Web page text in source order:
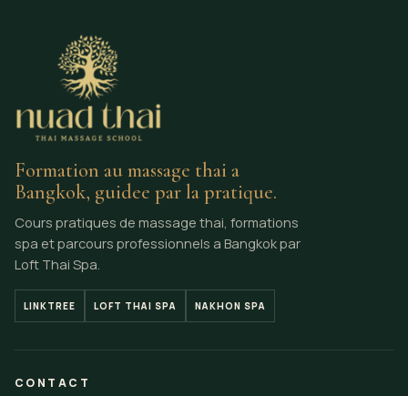
Formation au massage thai a
Bangkok, guidee par la pratique.
Cours pratiques de massage thai, formations
spa et parcours professionnels a Bangkok par
Loft Thai Spa.
LINKTREE LOFT THAI SPA NAKHON SPA
CONTACT